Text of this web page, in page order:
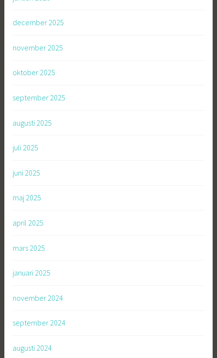
december 2025
november 2025
oktober 2025
september 2025
augusti 2025
juli 2025
juni 2025
maj 2025
april 2025
mars 2025
januari 2025
november 2024
september 2024
augusti 2024